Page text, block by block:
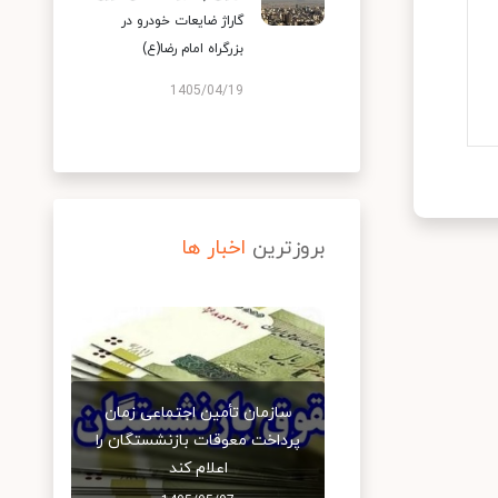
گاراژ ضایعات خودرو در
بزرگراه امام رضا(ع)
1405/04/19
بروزترین اخبار ها
سازمان تأمین اجتماعی زمان
پرداخت معوقات بازنشستگان را
اعلام کند